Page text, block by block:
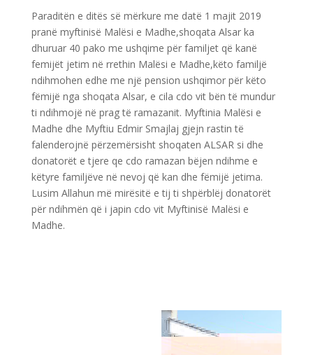
Paraditën e ditës së mërkure me datë 1 majit 2019
pranë myftinisë Malësi e Madhe,shoqata Alsar ka
dhuruar 40 pako me ushqime për familjet që kanë
femijët jetim në rrethin Malësi e Madhe,këto familjë
ndihmohen edhe me një pension ushqimor për këto
fëmijë nga shoqata Alsar, e cila cdo vit bën të mundur
ti ndihmojë në prag të ramazanit. Myftinia Malësi e
Madhe dhe Myftiu Edmir Smajlaj gjejn rastin të
falenderojnë përzemërsisht shoqaten ALSAR si dhe
donatorët e tjere qe cdo ramazan bëjen ndihme e
këtyre familjëve në nevoj që kan dhe fëmijë jetima.
Lusim Allahun më mirësitë e tij ti shpërblëj donatorët
për ndihmën që i japin cdo vit Myftinisë Malësi e
Madhe.